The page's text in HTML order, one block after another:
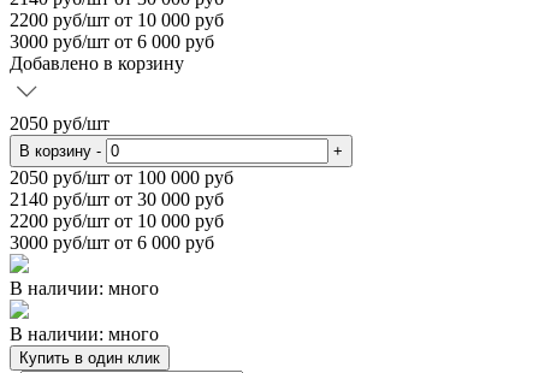
2200 руб/шт от 10 000 руб
3000 руб/шт от 6 000 руб
Добавлено в корзину
2050 руб/шт
В корзину - +
2050 руб/шт от 100 000 руб
2140 руб/шт от 30 000 руб
2200 руб/шт от 10 000 руб
3000 руб/шт от 6 000 руб
В наличии: много
В наличии: много
Купить в один клик